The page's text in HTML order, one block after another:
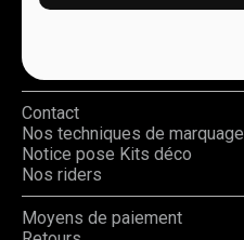
Contact
Nos techniques de marquage
Notice pose Kits déco
Nos riders
Moyens de paiement